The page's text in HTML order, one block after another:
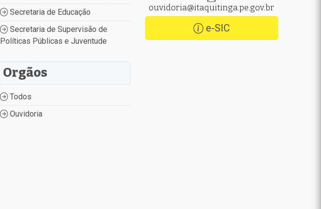
Secretaria de Educação
Secretaria de Supervisão de
Políticas Públicas e Juventude
Orgãos
Todos
Ouvidoria
ouvidoria@itaquitinga.pe.gov.br
e-SIC